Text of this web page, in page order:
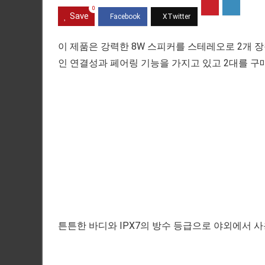
Save
0
이 제품은 강력한 8W 스피커를 스테레오로 2개
인 연결성과 페어링 기능을 가지고 있고 2대를
튼튼한 바디와 IPX7의 방수 등급으로 야외에서